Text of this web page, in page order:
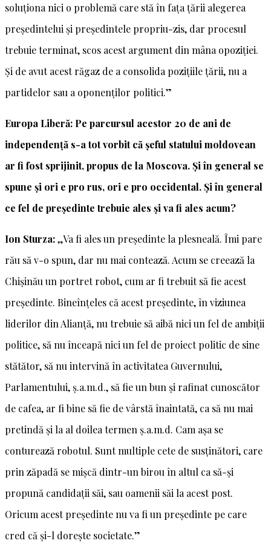
soluționa nici o problemă care stă în fața țării alegerea
președintelui și președintele propriu-zis, dar procesul
trebuie terminat, scos acest argument din mâna opoziției.
Și de avut acest răgaz de a consolida pozițiile țării, nu a
partidelor sau a oponenților politici.”
Europa Liberă: Pe parcursul acestor 20 de ani de
independență s-a tot vorbit că șeful statului moldovean
ar fi fost sprijinit, propus de la Moscova. Și în general se
spune și ori e pro rus, ori e pro occidental. Și în general
ce fel de președinte trebuie ales și va fi ales acum?
Ion Sturza:„Va fi ales un președinte la plesneală. Îmi pare
rău să v-o spun, dar nu mai contează. Acum se creează la
Chișinău un portret robot, cum ar fi trebuit să fie acest
președinte. Bineînțeles că acest președinte, în viziunea
liderilor din Alianță, nu trebuie să aibă nici un fel de ambiții
politice, să nu înceapă nici un fel de proiect politic de sine
stătător, să nu intervină în activitatea Guvernului,
Parlamentului, ș.a.m.d., să fie un bun și rafinat cunoscător
de cafea, ar fi bine să fie de vârstă înaintată, ca să nu mai
pretindă și la al doilea termen ș.a.m.d. Cam așa se
conturează robotul. Sunt multiple cete de susținători, care
prin zăpadă se mișcă dintr-un birou în altul ca să-și
propună candidații săi, sau oamenii săi la acest post.
Oricum acest președinte nu va fi un președinte pe care
cred că și-l dorește societate.”